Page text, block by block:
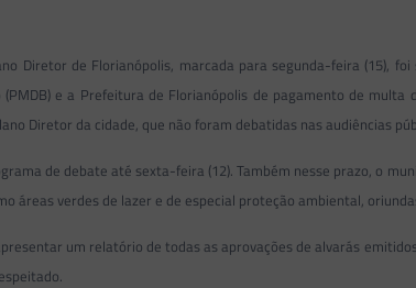
Diretor de Florianópolis, marcada para segunda-feira (15),
e a Prefeitura de Florianópolis de pagamento de
Diretor da cidade, que não foram debatidas nas audiências
de debate até sexta-feira (12). Também nesse prazo, o
áreas verdes de lazer e de especial proteção ambiental,
um relatório de todas as aprovações de alvarás